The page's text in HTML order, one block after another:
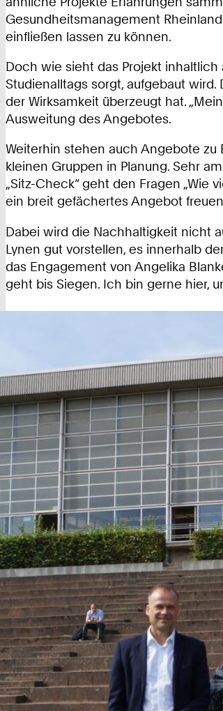
Gesundheitsmanagement
einfließen lassen zu können.
Doch wie sieht das Projekt inhaltlich
Studienalltags sorgt, aufgebaut
der Wirksamkeit überzeugt hat.
Ausweitung des Angebotes.
Weiterhin stehen auch Angebote zu
kleinen Gruppen in Planung. Sehr
„Sitz-Check“ geht den Fragen „Wie
ein breit gefächertes Angebot
Dabei wird die Nachhaltigkeit nicht
Lynen gut vorstellen, es innerhalb
das Engagement von Angelika
geht bis Siegen. Ich bin gerne hier,